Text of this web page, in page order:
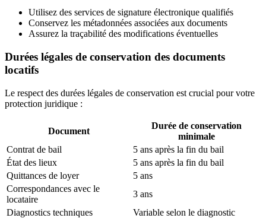
Utilisez des services de signature électronique qualifiés
Conservez les métadonnées associées aux documents
Assurez la traçabilité des modifications éventuelles
Durées légales de conservation des documents
locatifs
Le respect des durées légales de conservation est crucial pour votre
protection juridique :
Document
Durée de conservation
minimale
Contrat de bail
5 ans après la fin du bail
État des lieux
5 ans après la fin du bail
Quittances de loyer
5 ans
Correspondances avec le
locataire
3 ans
Diagnostics techniques
Variable selon le diagnostic